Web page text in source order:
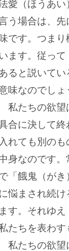
愛（ほうあい
う場合は、
味です。つま
ます。従っ
ると説いて
味なのでしょ
私たちの欲望
合に決して終
入れても別の
身なのです
「餓鬼（が
に悩まされ続
ます。それゆ
たちを表わす
私たちの欲望